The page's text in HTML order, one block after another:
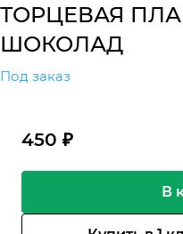
ТОРЦЕВАЯ
ШОКОЛАД
Под заказ
450 ₽
В